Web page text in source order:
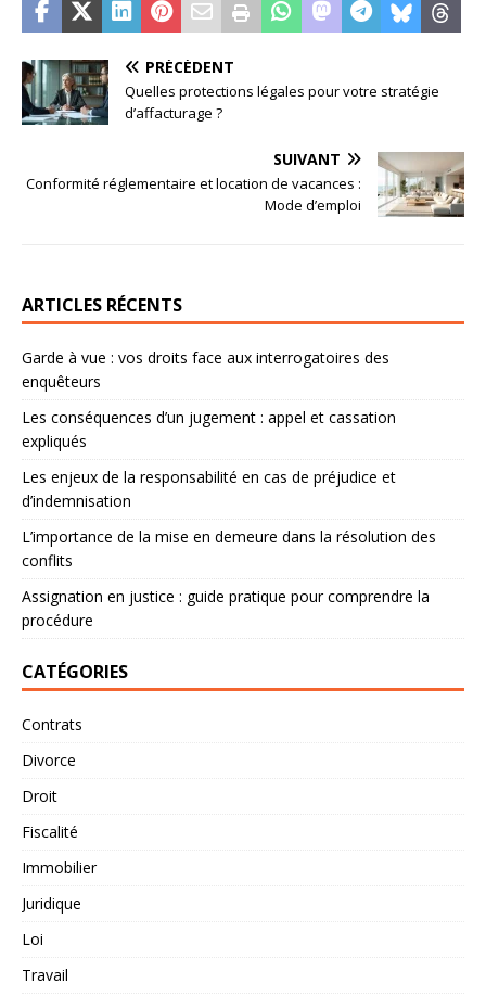
PRÉCÉDENT
Quelles protections légales pour votre stratégie
d’affacturage ?
SUIVANT
Conformité réglementaire et location de vacances :
Mode d’emploi
ARTICLES RÉCENTS
Garde à vue : vos droits face aux interrogatoires des
enquêteurs
Les conséquences d’un jugement : appel et cassation
expliqués
Les enjeux de la responsabilité en cas de préjudice et
d’indemnisation
L’importance de la mise en demeure dans la résolution des
conflits
Assignation en justice : guide pratique pour comprendre la
procédure
CATÉGORIES
Contrats
Divorce
Droit
Fiscalité
Immobilier
Juridique
Loi
Travail